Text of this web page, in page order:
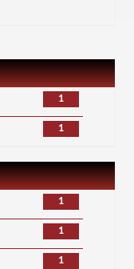
1
1
1
1
1